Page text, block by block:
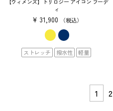
【ウィメンズ】トリロジー アイコン フーデ
ィ
¥ 31,900 税込
ストレッチ 撥水性 軽量
1 2